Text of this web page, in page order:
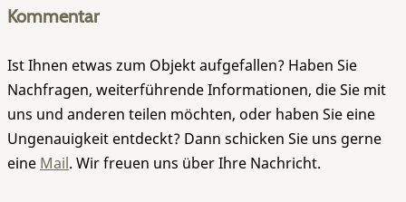
Kommentar
Ist Ihnen etwas zum Objekt aufgefallen? Haben Sie
Nachfragen, weiterführende Informationen, die Sie mit
uns und anderen teilen möchten, oder haben Sie eine
Ungenauigkeit entdeckt? Dann schicken Sie uns gerne
eine Mail. Wir freuen uns über Ihre Nachricht.